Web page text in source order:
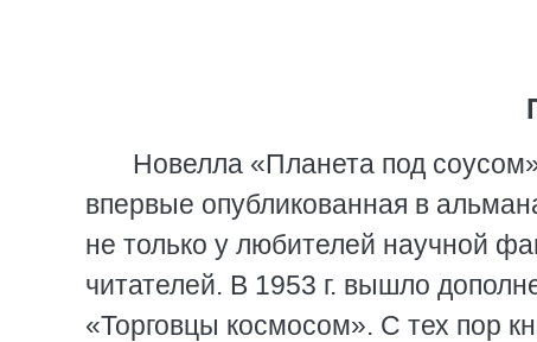
Новелла «Планета под
впервые опубликованная в
не только у любителей научной
читателей. В 1953 г. вышло
«Торговцы космосом». С тех пор